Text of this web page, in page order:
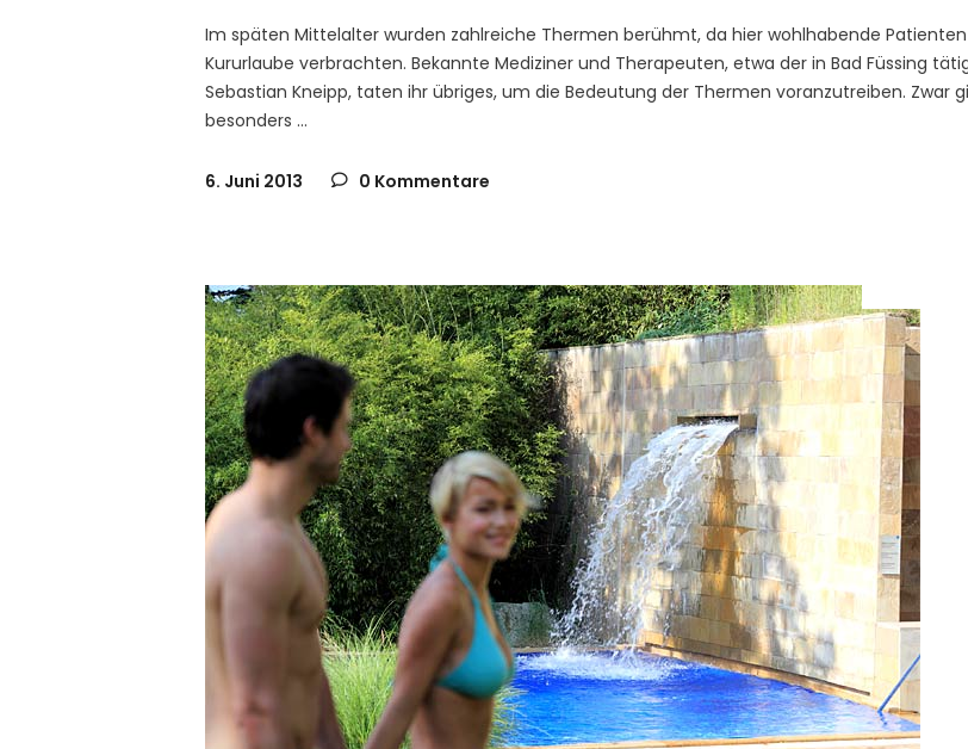
Im späten Mittelalter wurden zahlreiche Thermen berühmt, da hier wohlhabende
Kururlaube verbrachten. Bekannte Mediziner und Therapeuten, etwa der in Bad Füssing
Sebastian Kneipp, taten ihr übriges, um die Bedeutung der Thermen voranzutreiben. Zwar
besonders
6. Juni 2013 0 Kommentare